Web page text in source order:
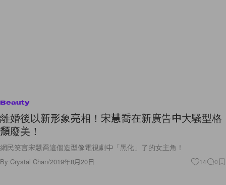
Beauty
離婚後以新形象亮相！宋慧喬在新廣告中大騷型格
頹廢美！
網民笑言宋慧喬這個造型像電視劇中「黑化」了的女主角！
By Crystal Chan/2019年8月20日 14 0